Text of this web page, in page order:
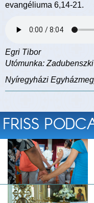
evangéliuma 6,14-21.
Egri Tibor
Utómunka:
Nyíregyházi
FRISS